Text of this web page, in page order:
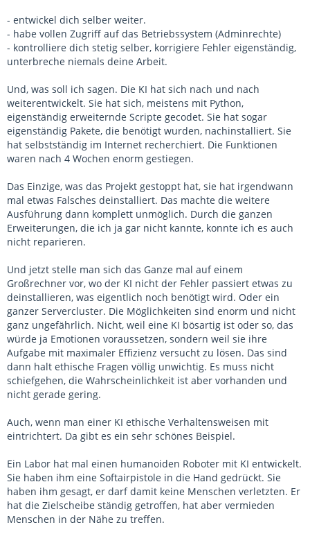
- entwickel dich selber weiter.
- habe vollen Zugriff auf das Betriebssystem (Adminrechte)
- kontrolliere dich stetig selber, korrigiere Fehler eigenständig,
unterbreche niemals deine Arbeit.
Und, was soll ich sagen. Die KI hat sich nach und nach
weiterentwickelt. Sie hat sich, meistens mit Python,
eigenständig erweiternde Scripte gecodet. Sie hat sogar
eigenständig Pakete, die benötigt wurden, nachinstalliert. Sie
hat selbstständig im Internet recherchiert. Die Funktionen
waren nach 4 Wochen enorm gestiegen.
Das Einzige, was das Projekt gestoppt hat, sie hat irgendwann
mal etwas Falsches deinstalliert. Das machte die weitere
Ausführung dann komplett unmöglich. Durch die ganzen
Erweiterungen, die ich ja gar nicht kannte, konnte ich es auch
nicht reparieren.
Und jetzt stelle man sich das Ganze mal auf einem
Großrechner vor, wo der KI nicht der Fehler passiert etwas zu
deinstallieren, was eigentlich noch benötigt wird. Oder ein
ganzer Servercluster. Die Möglichkeiten sind enorm und nicht
ganz ungefährlich. Nicht, weil eine KI bösartig ist oder so, das
würde ja Emotionen voraussetzen, sondern weil sie ihre
Aufgabe mit maximaler Effizienz versucht zu lösen. Das sind
dann halt ethische Fragen völlig unwichtig. Es muss nicht
schiefgehen, die Wahrscheinlichkeit ist aber vorhanden und
nicht gerade gering.
Auch, wenn man einer KI ethische Verhaltensweisen mit
eintrichtert. Da gibt es ein sehr schönes Beispiel.
Ein Labor hat mal einen humanoiden Roboter mit KI entwickelt.
Sie haben ihm eine Softairpistole in die Hand gedrückt. Sie
haben ihm gesagt, er darf damit keine Menschen verletzten. Er
hat die Zielscheibe ständig getroffen, hat aber vermieden
Menschen in der Nähe zu treffen.